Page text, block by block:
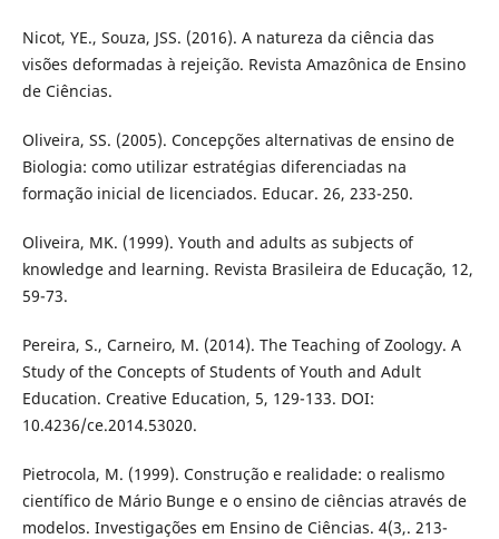
Nicot, YE., Souza, JSS. (2016). A natureza da ciência das
visões deformadas à rejeição. Revista Amazônica de Ensino
de Ciências.
Oliveira, SS. (2005). Concepções alternativas de ensino de
Biologia: como utilizar estratégias diferenciadas na
formação inicial de licenciados. Educar. 26, 233-250.
Oliveira, MK. (1999). Youth and adults as subjects of
knowledge and learning. Revista Brasileira de Educação, 12,
59-73.
Pereira, S., Carneiro, M. (2014). The Teaching of Zoology. A
Study of the Concepts of Students of Youth and Adult
Education. Creative Education, 5, 129-133. DOI:
10.4236/ce.2014.53020.
Pietrocola, M. (1999). Construção e realidade: o realismo
científico de Mário Bunge e o ensino de ciências através de
modelos. Investigações em Ensino de Ciências. 4(3,. 213-